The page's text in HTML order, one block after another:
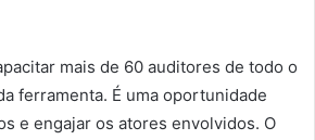
mais de 60 auditores de todo o
ferramenta. É uma oportunidade
e engajar os atores envolvidos. O